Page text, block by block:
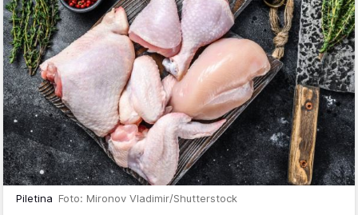
Piletina Foto: Mironov Vladimir/Shutterstock